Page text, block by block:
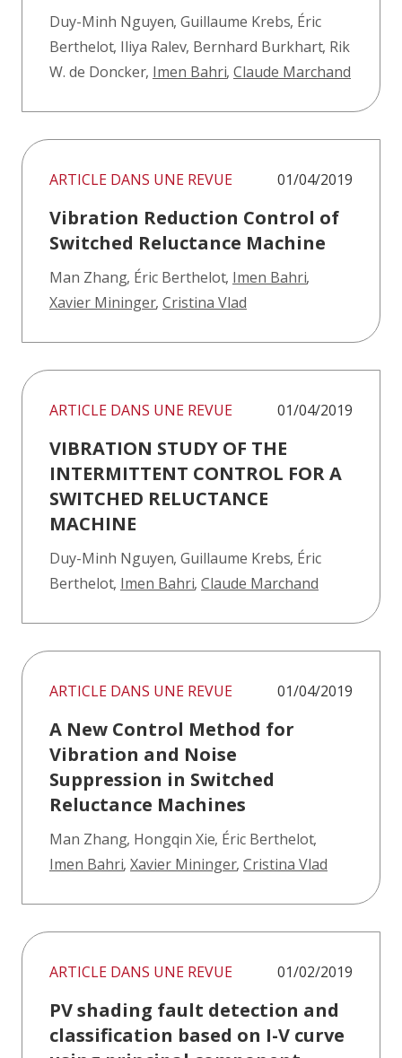
Duy-Minh Nguyen, Guillaume Krebs, Éric
Berthelot, Iliya Ralev, Bernhard Burkhart, Rik
W. de Doncker, Imen Bahri, Claude Marchand
ARTICLE DANS UNE REVUE 01/04/2019
Vibration Reduction Control of
Switched Reluctance Machine
Man Zhang, Éric Berthelot, Imen Bahri,
Xavier Mininger, Cristina Vlad
ARTICLE DANS UNE REVUE 01/04/2019
VIBRATION STUDY OF THE
INTERMITTENT CONTROL FOR A
SWITCHED RELUCTANCE
MACHINE
Duy-Minh Nguyen, Guillaume Krebs, Éric
Berthelot, Imen Bahri, Claude Marchand
ARTICLE DANS UNE REVUE 01/04/2019
A New Control Method for
Vibration and Noise
Suppression in Switched
Reluctance Machines
Man Zhang, Hongqin Xie, Éric Berthelot,
Imen Bahri, Xavier Mininger, Cristina Vlad
ARTICLE DANS UNE REVUE 01/02/2019
PV shading fault detection and
classification based on I-V curve